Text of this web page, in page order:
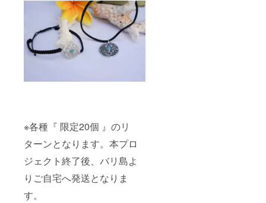
※各種『 限定20個 』のリ
ターンとなります。本プロ
ジェクト終了後、バリ島よ
りご自宅へ発送となりま
す。